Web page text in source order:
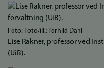
Bilde
Foto: Foto/ill.: Torhild Dahl
Lise Rakner, professor ved
(UiB).